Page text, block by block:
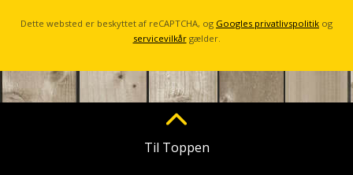
Dette websted er beskyttet af reCAPTCHA, og Googles privatlivspolitik og
servicevilkårgælder.
Til Toppen